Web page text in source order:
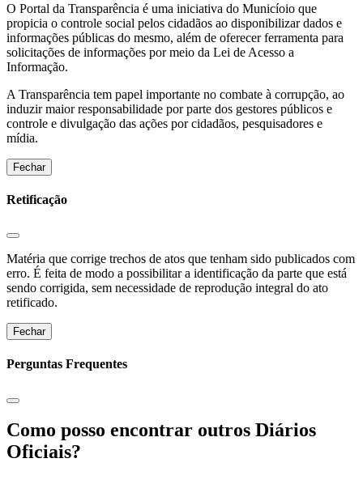
O Portal da Transparência é uma iniciativa do Municíoio que
propicia o controle social pelos cidadãos ao disponibilizar dados e
informações públicas do mesmo, além de oferecer ferramenta para
solicitações de informações por meio da Lei de Acesso a
Informação.
A Transparência tem papel importante no combate à corrupção, ao
induzir maior responsabilidade por parte dos gestores públicos e
controle e divulgação das ações por cidadãos, pesquisadores e
mídia.
Fechar
Retificação
Matéria que corrige trechos de atos que tenham sido publicados com
erro. É feita de modo a possibilitar a identificação da parte que está
sendo corrigida, sem necessidade de reprodução integral do ato
retificado.
Fechar
Perguntas Frequentes
Como posso encontrar outros Diários
Oficiais?